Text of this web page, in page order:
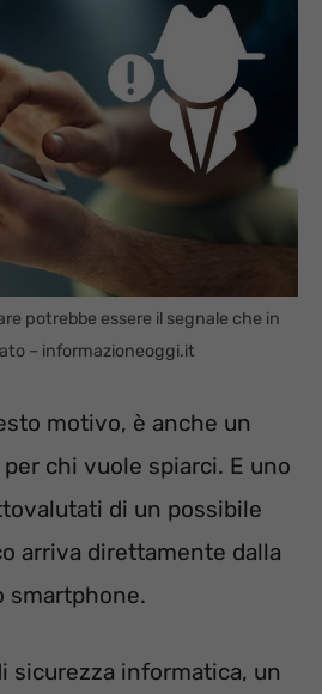
potrebbe essere il segnale che in
– informazioneoggi.it
motivo, è anche un
chi vuole spiarci. E uno
di un possibile
arriva direttamente dalla
smartphone.
sicurezza informatica, un